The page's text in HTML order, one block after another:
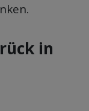
in